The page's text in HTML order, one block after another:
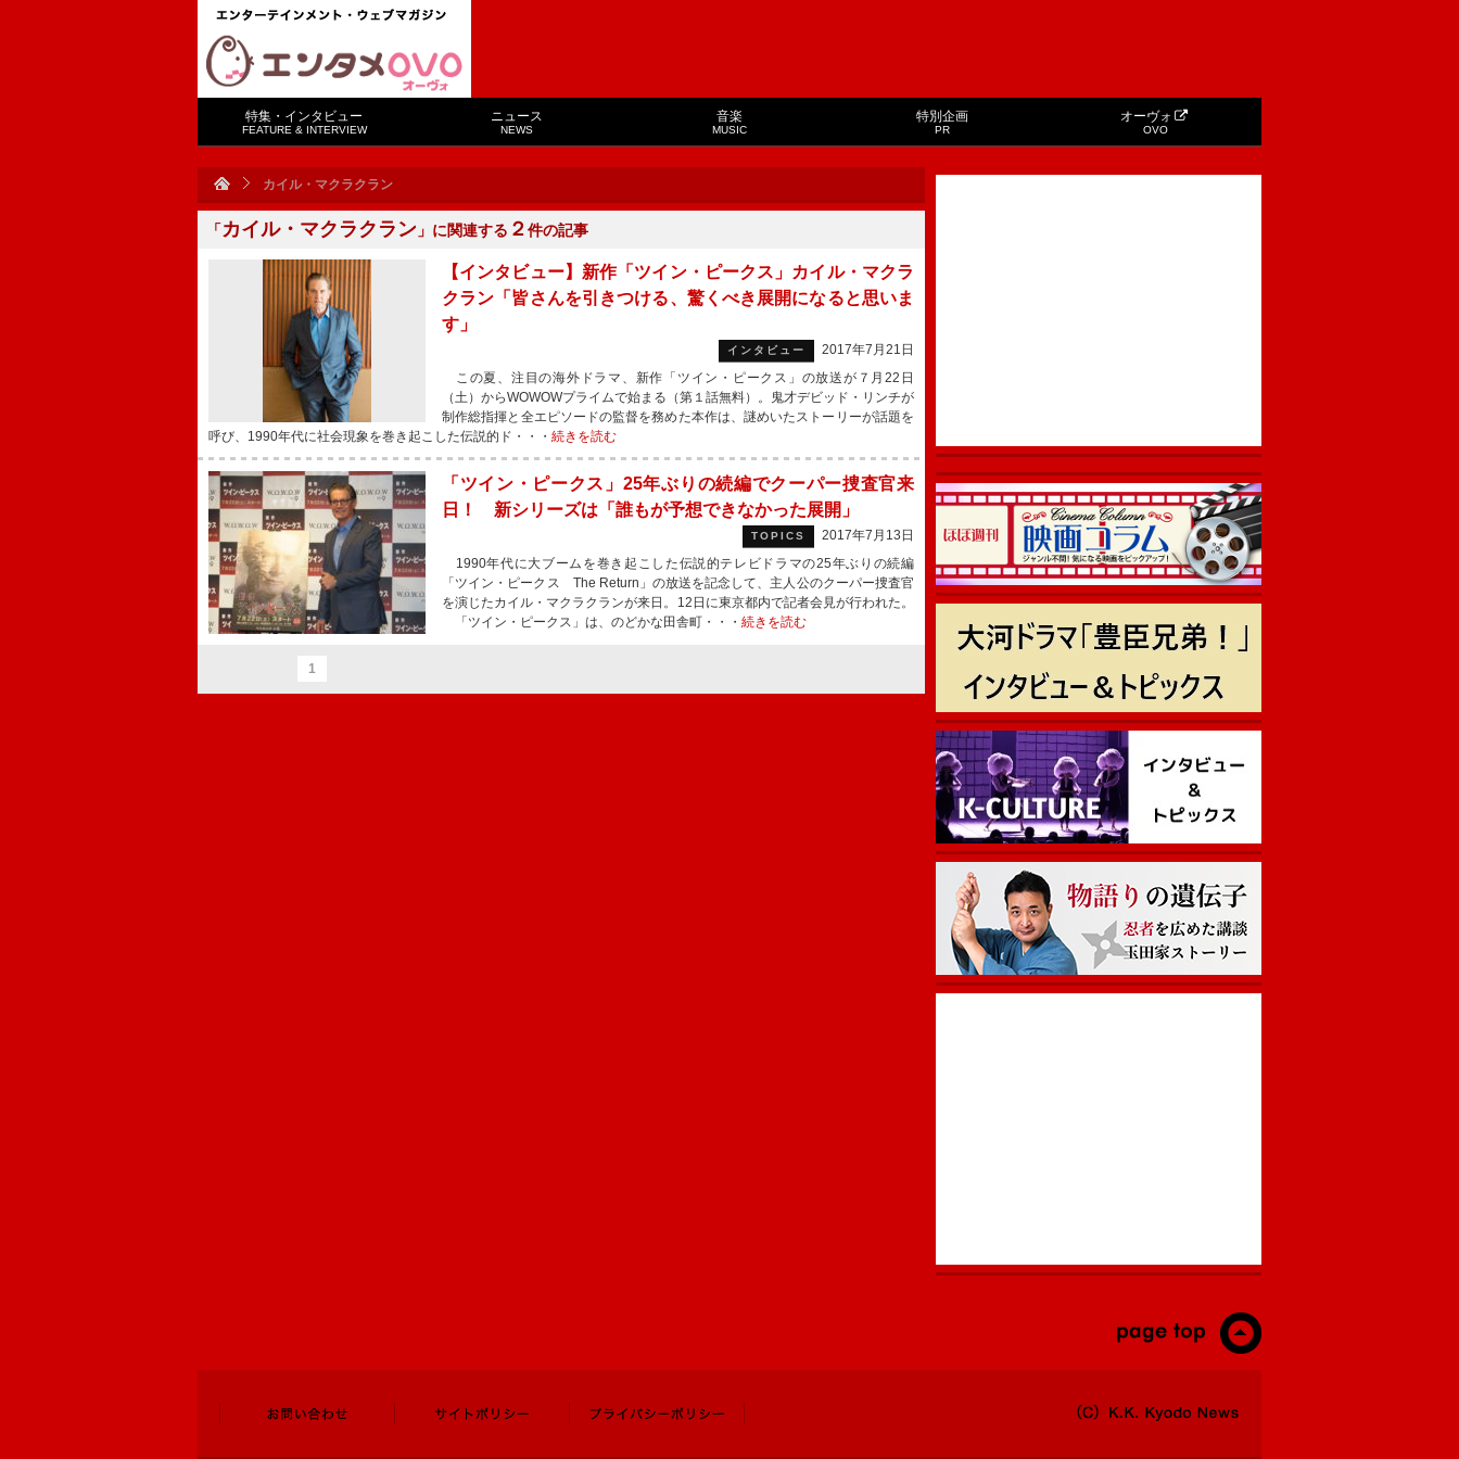
特集・インタビュー
FEATURE & INTERVIEW
ニュース
NEWS
音楽
MUSIC
特別企画
PR
オーヴォ
OVO
カイル・マクラクラン
「カイル・マクラクラン 」に関連する ２件の記事
【インタビュー】新作「ツイン・ピークス」カイル・マクラ
クラン「皆さんを引きつける、驚くべき展開になると思いま
す」
インタビュー
2017年7月21日
この夏、注目の海外ドラマ、新作「ツイン・ピークス」の放送が７月22日
（土）からWOWOWプライムで始まる（第１話無料）。鬼才デビッド・リンチが
制作総指揮と全エピソードの監督を務めた本作は、謎めいたストーリーが話題を
呼び、1990年代に社会現象を巻き起こした伝説的ド・・・ 続きを読む
「ツイン・ピークス」25年ぶりの続編でクーパー捜査官来
日！ 新シリーズは「誰もが予想できなかった展開」
TOPICS
2017年7月13日
1990年代に大ブームを巻き起こした伝説的テレビドラマの25年ぶりの続編
「ツイン・ピークス The Return」の放送を記念して、主人公のクーパー捜査官
を演じたカイル・マクラクランが来日。12日に東京都内で記者会見が行われた。
「ツイン・ピークス」は、のどかな田舎町・・・ 続きを読む
1